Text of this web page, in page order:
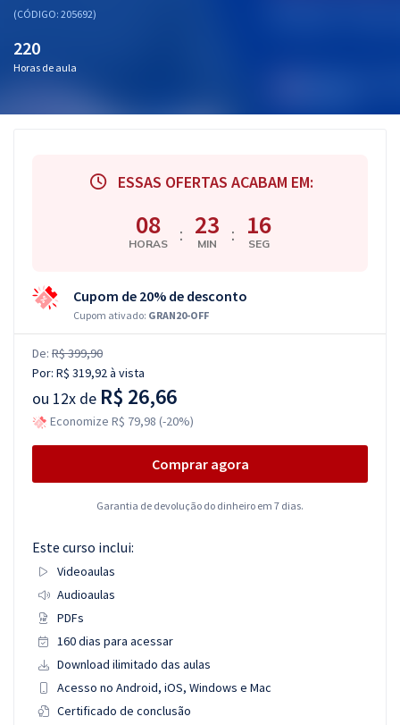
Aprovados
(CÓDIGO: 205692)
220
Horas de aula
ESSAS OFERTAS ACABAM EM:
08
HORAS : 23
MIN : 16
SEG
Cupom de 20% de desconto
Cupom ativado: GRAN20-OFF
De: R$ 399,90
Por: R$ 319,92à vista
ou 12x de R$ 26,66
Economize R$ 79,98 (-20%)
Comprar agora
Garantia de devolução do dinheiro em 7 dias.
Este curso inclui:
Videoaulas
Audioaulas
PDFs
160 dias para acessar
Download ilimitado das aulas
Acesso no Android, iOS, Windows e Mac
Certificado de conclusão